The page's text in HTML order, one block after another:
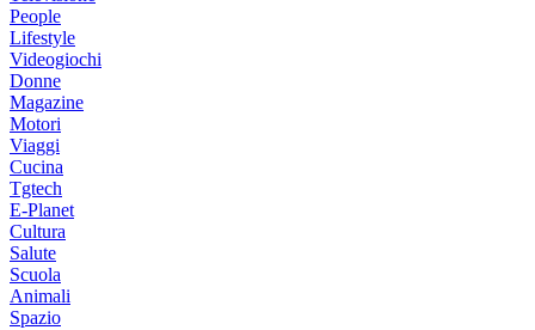
People
Lifestyle
Videogiochi
Donne
Magazine
Motori
Viaggi
Cucina
Tgtech
E-Planet
Cultura
Salute
Scuola
Animali
Spazio